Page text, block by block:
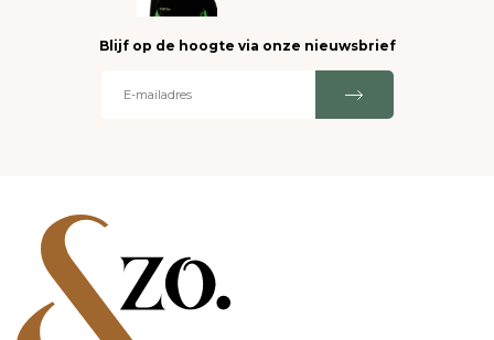
Blijf op de hoogte via onze nieuwsbrief